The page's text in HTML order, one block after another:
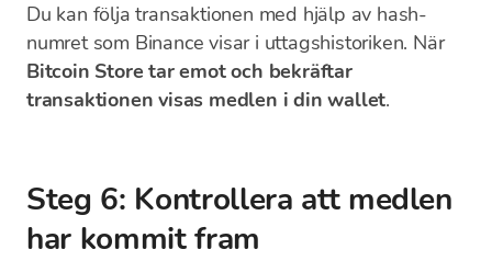
Du kan följa transaktionen med hjälp av hash-
numret som Binance visar i uttagshistoriken. När
Bitcoin Store tar emot och bekräftar
transaktionen visas medlen i din wallet.
Steg 6: Kontrollera att medlen
har kommit fram